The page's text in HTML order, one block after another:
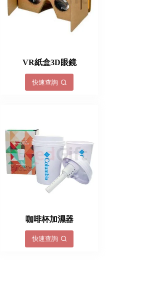
VR紙盒3D眼鏡
快速查詢
咖啡杯加濕器
快速查詢